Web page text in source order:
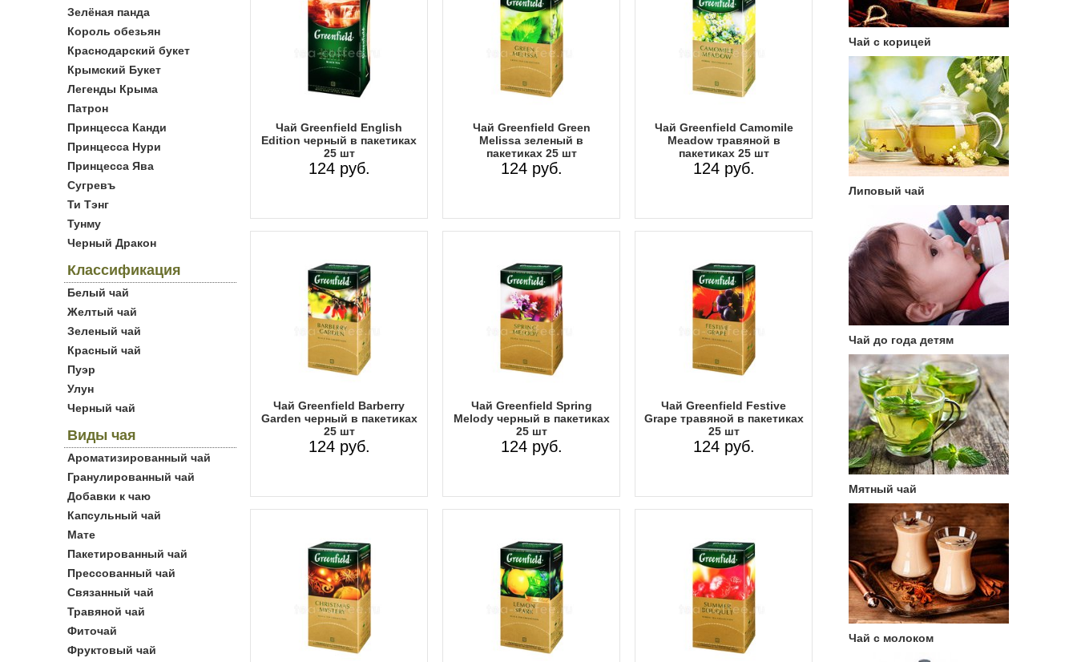
Зелёная панда
Король обезьян
Краснодарский букет
Крымский Букет
Легенды Крыма
Патрон
Принцесса Канди
Принцесса Нури
Принцесса Ява
Сугревъ
Ти Тэнг
Тунму
Черный Дракон
Классификация
Белый чай
Желтый чай
Зеленый чай
Красный чай
Пуэр
Улун
Черный чай
Виды чая
Ароматизированный чай
Гранулированный чай
Добавки к чаю
Капсульный чай
Мате
Пакетированный чай
Прессованный чай
Связанный чай
Травяной чай
Фиточай
Фруктовый чай
Чай Greenfield English
Edition черный в пакетиках
25 шт
124 руб.
Чай Greenfield Green
Melissa зеленый в
пакетиках 25 шт
124 руб.
Чай Greenfield Camomile
Meadow травяной в
пакетиках 25 шт
124 руб.
Чай Greenfield Barberry
Garden черный в пакетиках
25 шт
124 руб.
Чай Greenfield Spring
Melody черный в пакетиках
25 шт
124 руб.
Чай Greenfield Festive
Grape травяной в пакетиках
25 шт
124 руб.
Чай с корицей
Липовый чай
Чай до года детям
Мятный чай
Чай с молоком